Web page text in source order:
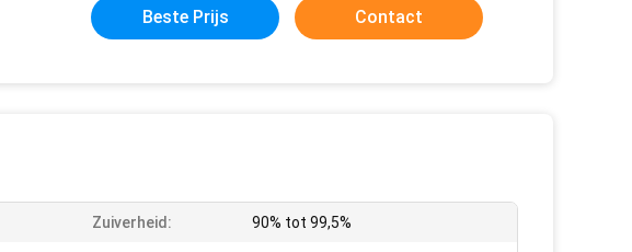
Beste Prijs Contact
Zuiverheid: 90% tot 99,5%